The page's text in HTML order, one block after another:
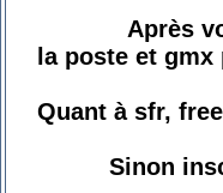
Après
la poste et
Quant à sfr,
Sinon